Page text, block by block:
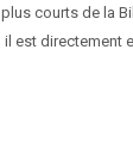
courts de la
est directement